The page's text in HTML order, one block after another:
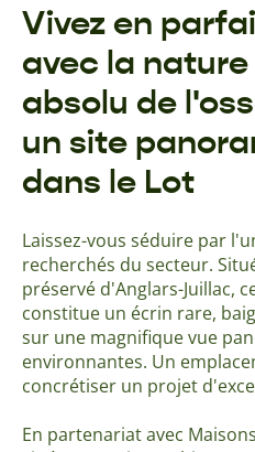
Vivez en
avec la
absolu de
un site
dans le Lot
Laissez-vous séduire par
recherchés du secteur.
préservé d'Anglars-Juillac,
constitue un écrin rare,
sur une magnifique vue
environnantes. Un
concrétiser un projet
En partenariat avec